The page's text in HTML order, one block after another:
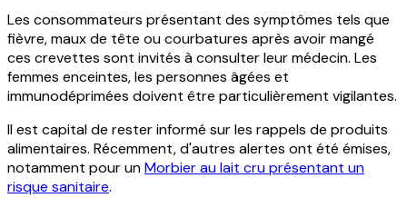
Les consommateurs présentant des symptômes tels que
fièvre, maux de tête ou courbatures après avoir mangé
ces crevettes sont invités à consulter leur médecin. Les
femmes enceintes, les personnes âgées et
immunodéprimées doivent être particulièrement vigilantes.
Il est capital de rester informé sur les rappels de produits
alimentaires. Récemment, d'autres alertes ont été émises,
notamment pour unMorbier au lait cru présentant un
risque sanitaire.